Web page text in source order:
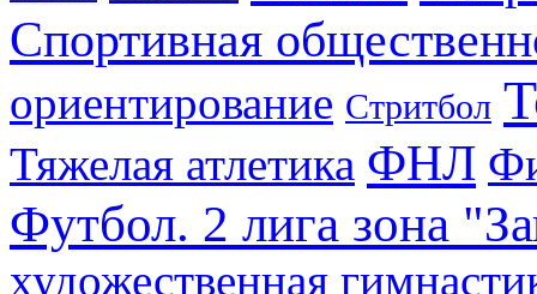
Спортивная
ориентирование Стритбол
Тяжелая атлетика ФНЛ
Футбол. 2 лига зона
художественная